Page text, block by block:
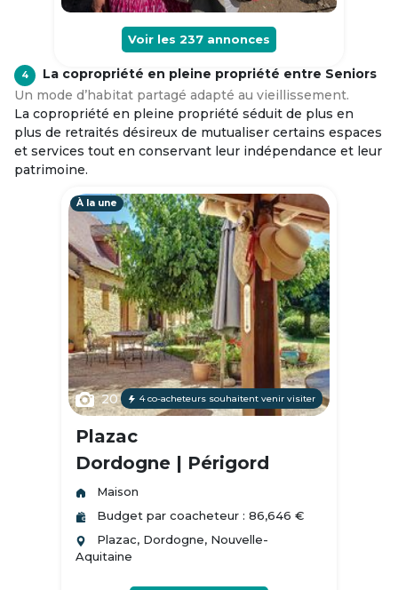
Voir les 237 annonces
4
La copropriété en pleine propriété entre Seniors
Un mode d’habitat partagé adapté au vieillissement.
La copropriété en pleine propriété séduit de plus en
plus de retraités désireux de mutualiser certains espaces
et services tout en conservant leur indépendance et leur
patrimoine.
À la une
20 4 co-acheteurs souhaitent venir visiter
Plazac
Dordogne | Périgord
Maison
Budget par coacheteur : 86,646 €
Plazac, Dordogne, Nouvelle-
Aquitaine